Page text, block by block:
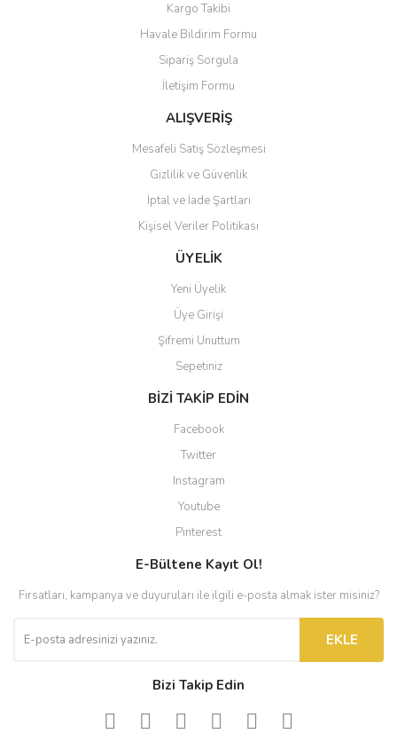
Ürün resmi kalitesiz, bozuk veya görüntülenemiyor.
Ürün açıklamasında eksik bilgiler bulunuyor.
Ürün bilgilerinde hatalar bulunuyor.
Ürün fiyatı diğer sitelerden daha pahalı.
Bu ürüne benzer farklı alternatifler olmalı.
Gönder
Kargo Takibi
Havale Bildirim Formu
Sipariş Sorgula
İletişim Formu
ALIŞVERİŞ
Mesafeli Satış Sözleşmesi
Gizlilik ve Güvenlik
İptal ve İade Şartları
Kişisel Veriler Politikası
ÜYELİK
Yeni Üyelik
Üye Girişi
Şifremi Unuttum
Sepetiniz
BİZİ TAKİP EDİN
Facebook
Twitter
Instagram
Youtube
Pinterest
E-Bültene Kayıt Ol!
Fırsatları, kampanya ve duyuruları ile ilgili e-posta almak ister misiniz?
EKLE
Bizi Takip Edin